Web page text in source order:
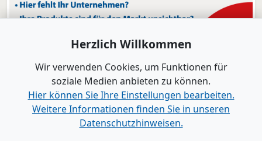
Herzlich Willkommen
Wir verwenden Cookies, um Funktionen für
soziale Medien anbieten zu können.
Hier können Sie Ihre Einstellungen bearbeiten.
Weitere Informationen finden Sie in unseren
Datenschutzhinweisen.